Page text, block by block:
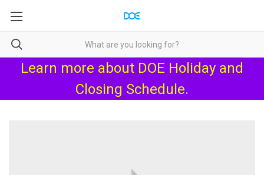
Learn more about DOE Holiday and
Closing Schedule.